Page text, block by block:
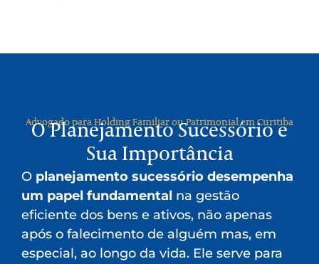
Advogado para Holding Familiar ou Patrimonial em Curitiba
O Planejamento Sucessório e
Sua Importância
O planejamento sucessório desempenha
um papel fundamental na gestão
eficiente dos bens e ativos, não apenas
após o falecimento de alguém mas, em
especial, ao longo da vida. Ele serve para